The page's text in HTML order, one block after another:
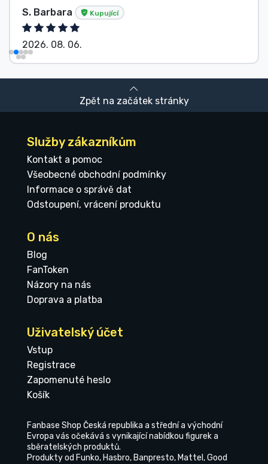
S. Barbara Kupující
2026. 08. 06.
Zpět na začátek stránky
Služby zákazníkům
Kontakt a pomoc
Všeobecné obchodní podmínky
Informace o správě dat
Odstoupení, vrácení produktu
O nás
Blog
FanToken
Názory na nás
Doprava a platba
Uživatelský účet
Vstup
Registrace
Zapomenuté heslo
Košík
Fanbase Shop Česká republika a střední a východní
Evropa vás očekává s vynikající nabídkou figurek a
sběratelských produktů.
Produkty od Funko, Hasbro, Banpresto, Mattel, Good